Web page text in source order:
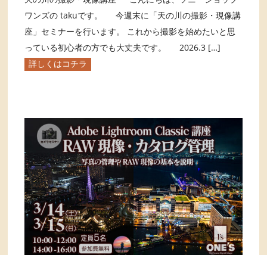
ワンズの takuです。 今週末に「天の川の撮影・現像講
座」セミナーを行います。 これから撮影を始めたいと思
っている初心者の方でも大丈夫です。 2026.3 […]
詳しくはコチラ